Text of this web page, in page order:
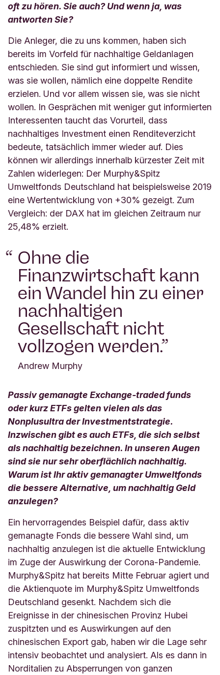
oft zu hören. Sie auch? Und wenn ja, was
antworten Sie?
Die Anleger, die zu uns kommen, haben sich
bereits im Vorfeld für nachhaltige Geldanlagen
entschieden. Sie sind gut informiert und wissen,
was sie wollen, nämlich eine doppelte Rendite
erzielen. Und vor allem wissen sie, was sie nicht
wollen. In Gesprächen mit weniger gut informierten
Interessenten taucht das Vorurteil, dass
nachhaltiges Investment einen Renditeverzicht
bedeute, tatsächlich immer wieder auf. Dies
können wir allerdings innerhalb kürzester Zeit mit
Zahlen widerlegen: Der Murphy&Spitz
Umweltfonds Deutschland hat beispielsweise 2019
eine Wertentwicklung von +30% gezeigt. Zum
Vergleich: der DAX hat im gleichen Zeitraum nur
25,48% erzielt.
Ohne die
Finanzwirtschaft kann
ein Wandel hin zu einer
nachhaltigen
Gesellschaft nicht
vollzogen werden.
Andrew Murphy
Passiv gemanagte Exchange-traded funds
oder kurz ETFs gelten vielen als das
Nonplusultra der Investmentstrategie.
Inzwischen gibt es auch ETFs, die sich selbst
als nachhaltig bezeichnen. In unseren Augen
sind sie nur sehr oberflächlich nachhaltig.
Warum ist Ihr aktiv gemanagter Umweltfonds
die bessere Alternative, um nachhaltig Geld
anzulegen?
Ein hervorragendes Beispiel dafür, dass aktiv
gemanagte Fonds die bessere Wahl sind, um
nachhaltig anzulegen ist die aktuelle Entwicklung
im Zuge der Auswirkung der Corona-Pandemie.
Murphy&Spitz hat bereits Mitte Februar agiert und
die Aktienquote im Murphy&Spitz Umweltfonds
Deutschland gesenkt. Nachdem sich die
Ereignisse in der chinesischen Provinz Hubei
zuspitzten und es Auswirkungen auf den
chinesischen Export gab, haben wir die Lage sehr
intensiv beobachtet und analysiert. Als es dann in
Norditalien zu Absperrungen von ganzen